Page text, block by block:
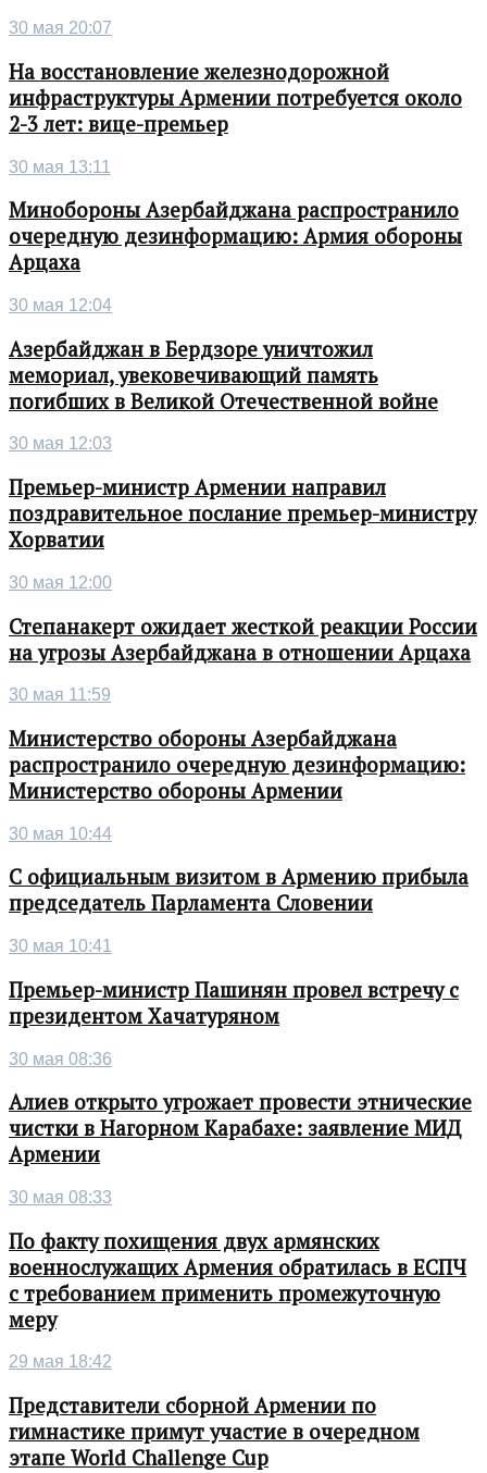
30 мая 20:07
На восстановление железнодорожной
инфраструктуры Армении потребуется около
2-3 лет: вице-премьер
30 мая 13:11
Минобороны Азербайджана распространило
очередную дезинформацию: Армия обороны
Арцаха
30 мая 12:04
Азербайджан в Бердзоре уничтожил
мемориал, увековечивающий память
погибших в Великой Отечественной войне
30 мая 12:03
Премьер-министр Армении направил
поздравительное послание премьер-министру
Хорватии
30 мая 12:00
Степанакерт ожидает жесткой реакции России
на угрозы Азербайджана в отношении Арцаха
30 мая 11:59
Министерство обороны Азербайджана
распространило очередную дезинформацию:
Министерство обороны Армении
30 мая 10:44
С официальным визитом в Армению прибыла
председатель Парламента Словении
30 мая 10:41
Премьер-министр Пашинян провел встречу с
президентом Хачатуряном
30 мая 08:36
Алиев открыто угрожает провести этнические
чистки в Нагорном Карабахе: заявление МИД
Армении
30 мая 08:33
По факту похищения двух армянских
военнослужащих Армения обратилась в ЕСПЧ
с требованием применить промежуточную
меру
29 мая 18:42
Представители сборной Армении по
гимнастике примут участие в очередном
этапе World Challenge Cup